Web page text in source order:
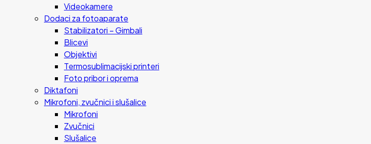
Videokamere
Dodaci za fotoaparate
Stabilizatori – Gimbali
Blicevi
Objektivi
Termosublimacijski printeri
Foto pribor i oprema
Diktafoni
Mikrofoni, zvučnici i slušalice
Mikrofoni
Zvučnici
Slušalice